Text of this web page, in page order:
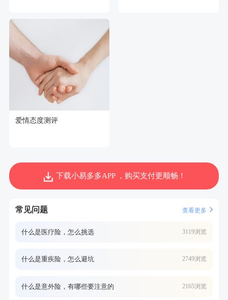
爱情态度测评
下载小易多多APP ，购买支付更顺畅！
常见问题 查看更多
什么是医疗险，怎么挑选 3119浏览
什么是重疾险，怎么避坑 2749浏览
什么是意外险，有哪些要注意的 2165浏览